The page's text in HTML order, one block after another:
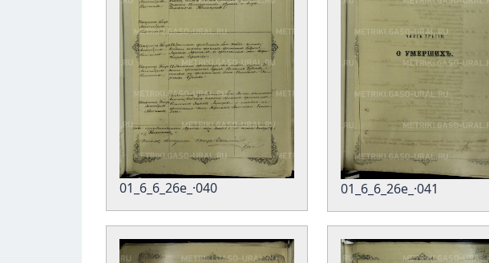
01_6_6_26е_·040 01_6_6_26е_·041